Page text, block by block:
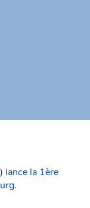
lance la 1ère